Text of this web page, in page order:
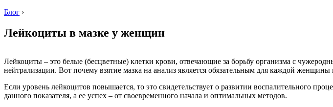
Блог ›
Лейкоциты в мазке у женщин
Лейкоциты – это белые (бесцветные) клетки крови, отвечающие за борьбу организма с
нейтрализации. Вот почему взятие мазка на анализ является обязательным для каждой женщины
Если уровень лейкоцитов повышается, то это свидетельствует о развитии воспалительного
данного показателя, а ее успех – от своевременного начала и оптимальных методов.